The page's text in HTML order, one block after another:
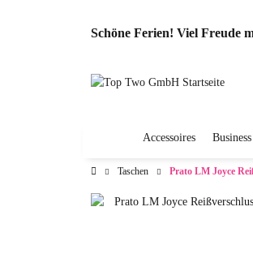
Schöne Ferien! Viel Freude
Accessoires Business
Taschen Prato LM Joyce